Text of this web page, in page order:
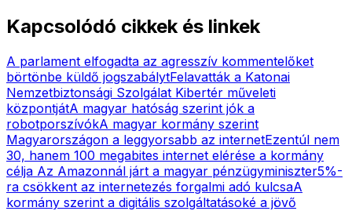
Kapcsolódó cikkek és linkek
A parlament elfogadta az agresszív kommentelőket
börtönbe küldő jogszabálytFelavatták a Katonai
Nemzetbiztonsági Szolgálat Kibertér műveleti
központjátA magyar hatóság szerint jók a
robotporszívókA magyar kormány szerint
Magyarországon a leggyorsabb az internetEzentúl nem
30, hanem 100 megabites internet elérése a kormány
célja Az Amazonnál járt a magyar pénzügyminiszter5%-
ra csökkent az internetezés forgalmi adó kulcsaA
kormány szerint a digitális szolgáltatásoké a jövő